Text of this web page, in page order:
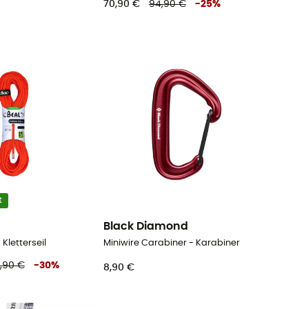
70,90 € 94,90 € -25%
€ -30%
Black Diamond
Miniwire Carabiner - Karabiner
8,90 €